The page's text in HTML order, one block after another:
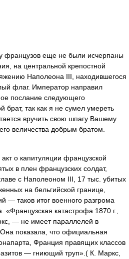
французов еще не были исчерпаны
на центральной крепостной
Наполеона III, находившегося
флаг. Император направил
послание следующего
брат, так как я не сумел умереть
вручить свою шпагу Вашему
величества добрым братом.
о капитуляции французской
в плен французских солдат,
с Наполеоном III, 17 тыс. убитых
на бельгийской границе,
— таков итог военного разгрома
катастрофа 1870 г.,
— не имеет параллелей в
показала, что официальная
Франция правящих классов
— гниющий труп».( К. Маркс,